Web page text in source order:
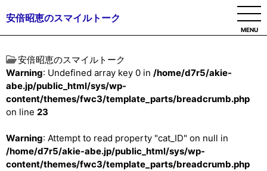
安倍昭恵のスマイルトーク
MENU
安倍昭恵のスマイルトーク
Warning: Undefined array key 0 in /home/d7r5/akie-
abe.jp/public_html/sys/wp-
content/themes/fwc3/template_parts/breadcrumb.php
on line 23
Warning: Attempt to read property "cat_ID" on null in
/home/d7r5/akie-abe.jp/public_html/sys/wp-
content/themes/fwc3/template_parts/breadcrumb.php